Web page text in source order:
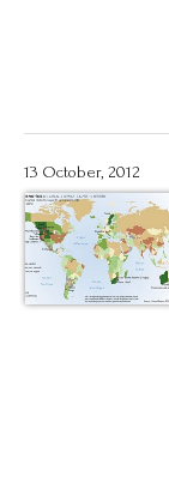
13 October, 2012